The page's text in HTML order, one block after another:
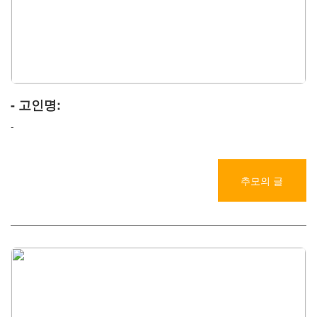
- 고인명:
-
추모의 글